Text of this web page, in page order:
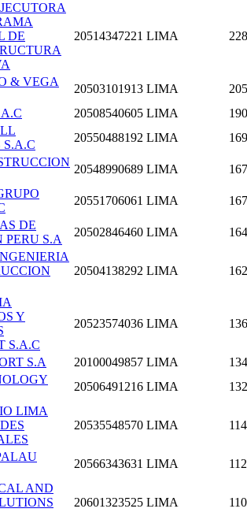
DE
20514347221 LIMA
& VEGA
20503101913 LIMA
20508540605 LIMA
S.A.C
20550488192 LIMA
20548990689 LIMA
20551706061 LIMA
DE
PERU S.A
20502846460 LIMA
20504138292 LIMA
Y
S.A.C
20523574036 LIMA
S.A 20100049857 LIMA
20506491216 LIMA
LIMA
20535548570 LIMA
20566343631 LIMA
AND
20601323525 LIMA